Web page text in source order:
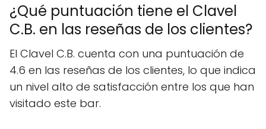
¿Qué puntuación tiene el Clavel
C.B. en las reseñas de los clientes?
El Clavel C.B. cuenta con una puntuación de
4.6 en las reseñas de los clientes, lo que indica
un nivel alto de satisfacción entre los que han
visitado este bar.